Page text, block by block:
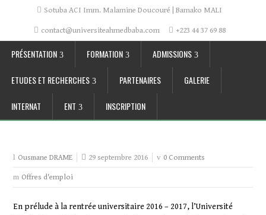
Sotuba ACI Imm. Malamine Doucouré | Bamako MALI
contact@universiteahmedbaba.com +223 44 37 69 88
PRÉSENTATION FORMATION ADMISSIONS
ETUDES ET RECHERCHES PARTENAIRES GALERIE
INTERNAT ENT INSCRIPTION
Ousmane DRAME 29 septembre 2016 0 Comments
Offres d'emploi
En prélude à la rentrée universitaire 2016 – 2017, l’Université